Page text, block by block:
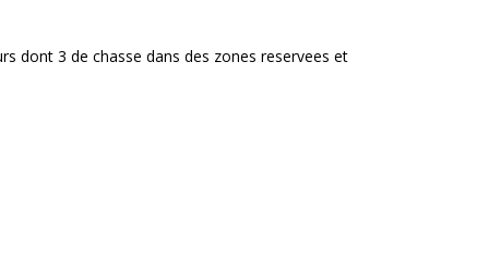
dont 3 de chasse dans des zones reservees et